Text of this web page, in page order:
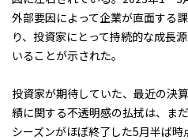
外部要因によって企業が直面する
り、投資家にとって持続的な成長
いることが示された。
投資家が期待していた、最近の決
績に関する不透明感の払拭は、ま
シーズンがほぼ終了した5月半ば